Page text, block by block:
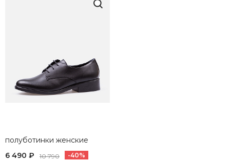
полуботинки женские
6 490 ₽
10 790 -40%